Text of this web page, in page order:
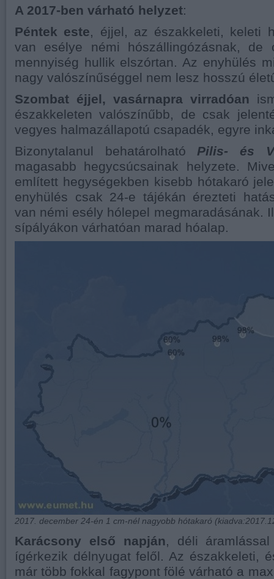
A 2017-ben várható helyzet:
Péntek este, éjjel, az északkeleti, keleti
van esélye némi hószállingózásnak, de
mennyiség hullik elszórtan. Az enyhülés
nagy valószínűséggel nem lesz hosszú
Szombat éjjel, vasárnapra virradóan
északkeleten valószínűbb, de csak
vegyes halmazállapotú csapadék, egyre
Bizonytalanul behatárolható Pilis- és
magasabb hegycsúcsainak helyzete.
említett hegységekben kisebb hótakaró
enyhülés csak 24-e tájékán érezteti
van némi esély hólepel megmaradásának.
sípályákon várhatóan marad hóalap.
2017. december 24-én 1 cm-nél nagyobb hótakaró
Karácsony első napján, déli
ígérkezik délnyugat felől. Az északkeleti,
már több fokkal fagypont fölé várható a